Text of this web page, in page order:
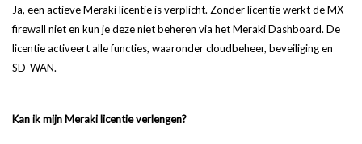
Ja, een actieve Meraki licentie is verplicht. Zonder licentie werkt de MX
firewall niet en kun je deze niet beheren via het Meraki Dashboard. De
licentie activeert alle functies, waaronder cloudbeheer, beveiliging en
SD-WAN.
Kan ik mijn Meraki licentie verlengen?